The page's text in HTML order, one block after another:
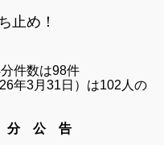
止め！
件数は98件
26年3月31 日）は102 人の
公 告